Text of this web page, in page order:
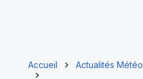
Accueil
Actualités Météo